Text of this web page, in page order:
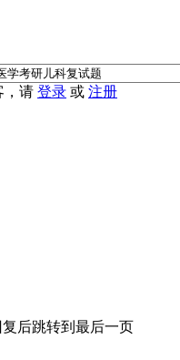
，请 登录 或 注册
复后跳转到最后一页